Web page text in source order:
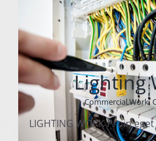
Lighting
Commercial Work,
LIGHTING WORK Proin